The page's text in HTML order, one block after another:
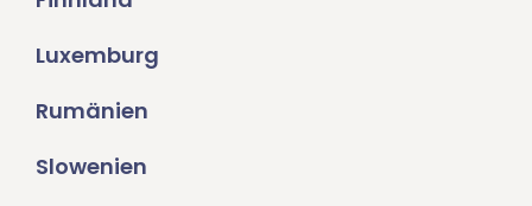
Luxemburg
Rumänien
Slowenien